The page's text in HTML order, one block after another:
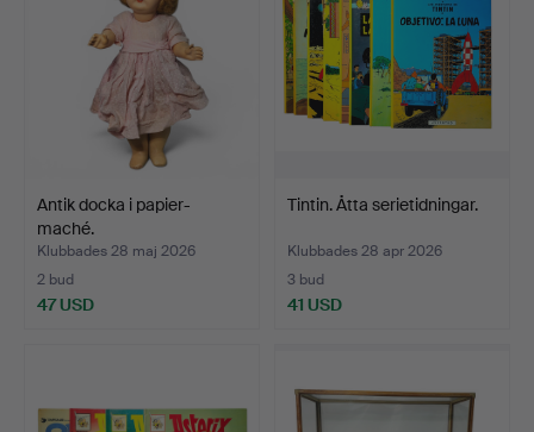
Antik docka i papier-
maché.
Klubbades 28 maj 2026
2 bud
47 USD
Tintin. Åtta serietidningar.
Klubbades 28 apr 2026
3 bud
41 USD